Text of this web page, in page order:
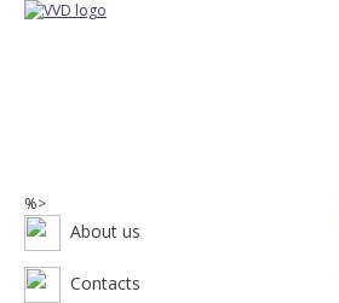
%>
About us
Contacts